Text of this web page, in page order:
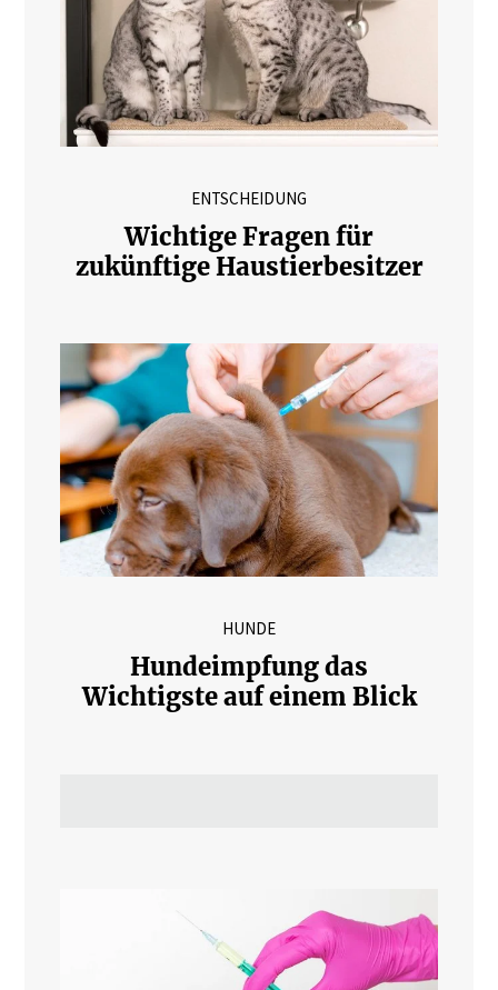
ENTSCHEIDUNG
Wichtige Fragen für
zukünftige Haustierbesitzer
HUNDE
Hundeimpfung das
Wichtigste auf einem Blick